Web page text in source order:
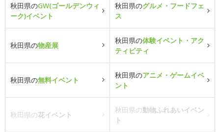
秋田県のGW(ゴールデンウィ
ーク)イベント
秋田県のグルメ・フードフェ
ス
秋田県の物産展
秋田県の体験イベント・アク
ティビティ
秋田県の無料イベント
秋田県のアニメ・ゲームイベ
ント
秋田県の花イベント
秋田県の動物ふれあいイベン
ト